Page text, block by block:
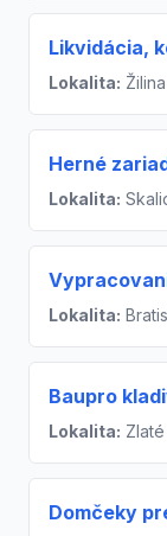
Likvidácia,
Lokalita: Žilina
Herné
Lokalita:
Lokalita:
Baupro
Lokalita:
Domčeky